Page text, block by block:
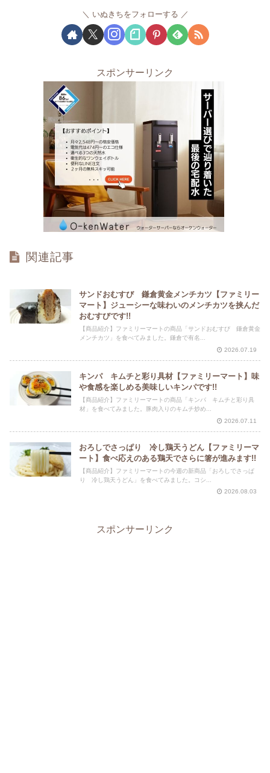
いぬきちをフォローする
スポンサーリンク
関連記事
サンドおむすび 鎌倉黄金メンチカツ【ファミリー
マート】ジューシーな味わいのメンチカツを挟んだ
おむすびです!!
【商品紹介】ファミリーマートの商品「サンドおむすび 鎌倉黄金
メンチカツ」を食べてみました。鎌倉で有名...
2026.07.19
キンパ キムチと彩り具材【ファミリーマート】味
や食感を楽しめる美味しいキンパです!!
【商品紹介】ファミリーマートの商品「キンパ キムチと彩り具
材」を食べてみました。豚肉入りのキムチ炒め...
2026.07.11
おろしでさっぱり 冷し鶏天うどん【ファミリーマ
ート】食べ応えのある鶏天でさらに箸が進みます!!
【商品紹介】ファミリーマートの今週の新商品「おろしでさっぱ
り 冷し鶏天うどん」を食べてみました。コシ...
2026.08.03
スポンサーリンク